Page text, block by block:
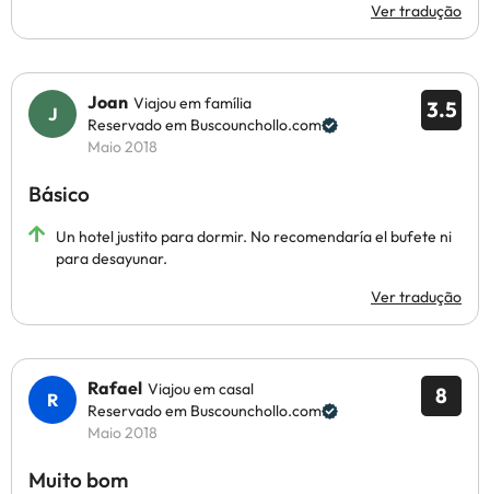
Ver tradução
3.5
Joan Viajou em família
Reservado em Buscounchollo.com
Maio 2018
Básico
Un hotel justito para dormir. No recomendaría el bufete ni
para desayunar.
Ver tradução
8
Rafael Viajou em casal
Reservado em Buscounchollo.com
Maio 2018
Muito bom